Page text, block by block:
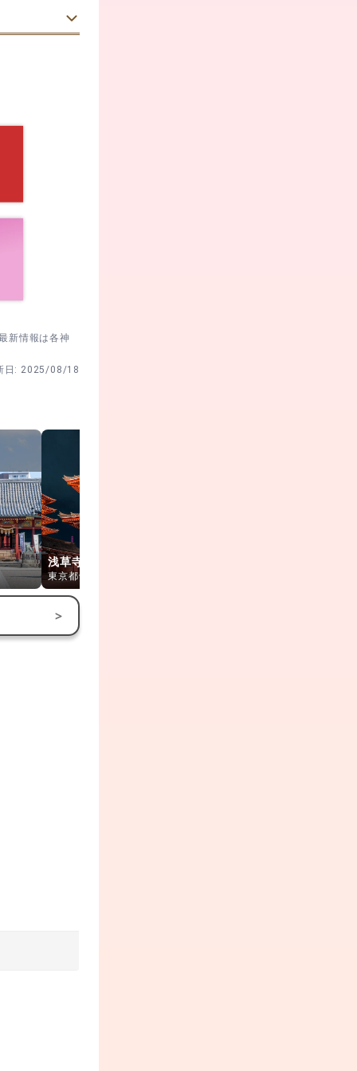
で余裕を持
時期。
めます。
済ませる
す。参拝
て実施し
幅広く受け
2024/05/29
新情報は各神
日: 2025/08/18
浅草寺
東京都台東区
>